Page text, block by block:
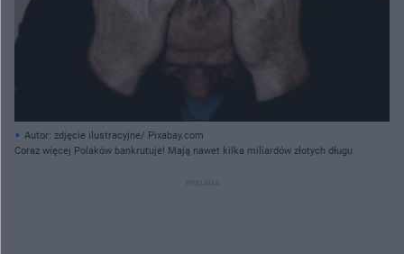
Autor: zdjęcie ilustracyjne/ Pixabay.com
Coraz więcej Polaków bankrutuje! Mają nawet kilka miliardów złotych długu